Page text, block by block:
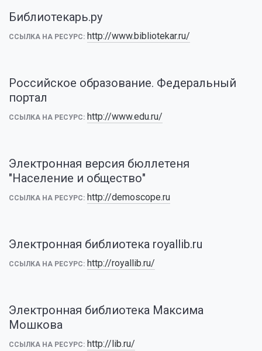
Библиотекарь.ру
ССЫЛКА НА РЕСУРС: http://www.bibliotekar.ru/
Российское образование. Федеральный
портал
ССЫЛКА НА РЕСУРС: http://www.edu.ru/
Электронная версия бюллетеня
"Население и общество"
ССЫЛКА НА РЕСУРС: http://demoscope.ru
Электронная библиотека royallib.ru
ССЫЛКА НА РЕСУРС: http://royallib.ru/
Электронная библиотека Максима
Мошкова
ССЫЛКА НА РЕСУРС: http://lib.ru/